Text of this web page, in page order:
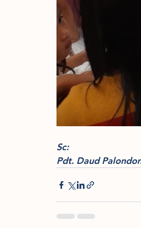
Sc:
Pdt. Daud